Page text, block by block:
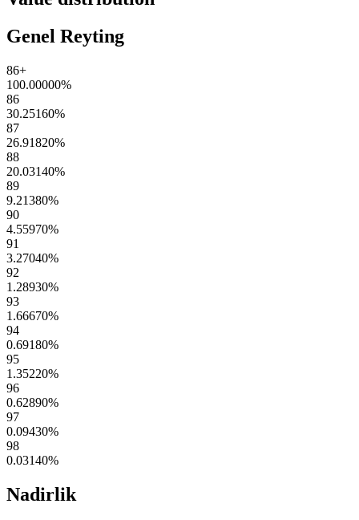
Genel Reyting
86+
100.00000%
86
30.25160%
87
26.91820%
88
20.03140%
89
9.21380%
90
4.55970%
91
3.27040%
92
1.28930%
93
1.66670%
94
0.69180%
95
1.35220%
96
0.62890%
97
0.09430%
98
0.03140%
Nadirlik